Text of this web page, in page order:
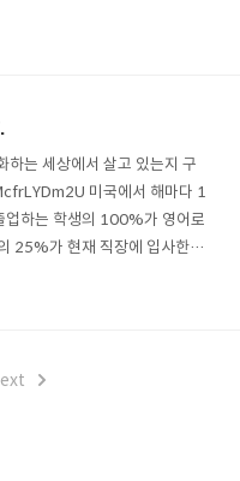
람도 있겠지만 오래 가지는
는 세상에서 살고 있는지 구
미국에서 해마다 1
업하는 학생의 100%가 영어로
25%가 현재 직장에 입사한지
입니다. 오늘날 미국의 21세